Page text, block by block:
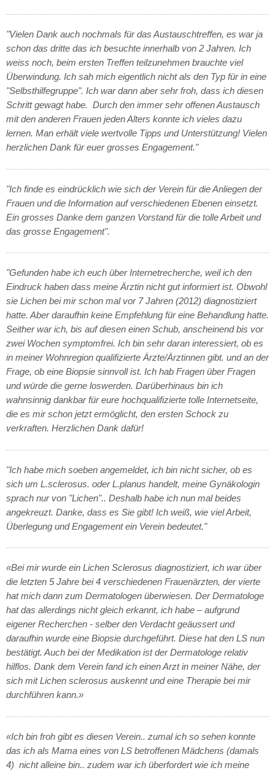
"Vielen Dank auch nochmals für das Austauschtreffen, es war ja
schon das dritte das ich besuchte innerhalb von 2 Jahren. Ich
weiss noch, beim ersten Treffen teilzunehmen brauchte viel
Überwindung. Ich sah mich eigentlich nicht als den Typ für in eine
"Selbsthilfegruppe". Ich war dann aber sehr froh, dass ich diesen
Schritt gewagt habe. Durch den immer sehr offenen Austausch
mit den anderen Frauen jeden Alters konnte ich vieles dazu
lernen. Man erhält viele wertvolle Tipps und Unterstützung! Vielen
herzlichen Dank für euer grosses Engagement."
"Ich finde es eindrücklich wie sich der Verein für die Anliegen der
Frauen und die Information auf verschiedenen Ebenen einsetzt.
Ein grosses Danke dem ganzen Vorstand für die tolle Arbeit und
das grosse Engagement".
"Gefunden habe ich euch über Internetrecherche, weil ich den
Eindruck haben dass meine Ärztin nicht gut informiert ist. Obwohl
sie Lichen bei mir schon mal vor 7 Jahren (2012) diagnostiziert
hatte. Aber daraufhin keine Empfehlung für eine Behandlung hatte.
Seither war ich, bis auf diesen einen Schub, anscheinend bis vor
zwei Wochen symptomfrei. Ich bin sehr daran interessiert, ob es
in meiner Wohnregion qualifizierte Ärzte/Ärztinnen gibt. und an der
Frage, ob eine Biopsie sinnvoll ist. Ich hab Fragen über Fragen
und würde die gerne loswerden. Darüberhinaus bin ich
wahnsinnig dankbar für eure hochqualifizierte tolle Internetseite,
die es mir schon jetzt ermöglicht, den ersten Schock zu
verkraften. Herzlichen Dank dafür!
"Ich habe mich soeben angemeldet, ich bin nicht sicher, ob es
sich um L.sclerosus. oder L.planus handelt, meine Gynäkologin
sprach nur von "Lichen".. Deshalb habe ich nun mal beides
angekreuzt. Danke, dass es Sie gibt! Ich weiß, wie viel Arbeit,
Überlegung und Engagement ein Verein bedeutet."
«Bei mir wurde ein Lichen Sclerosus diagnostiziert, ich war über
die letzten 5 Jahre bei 4 verschiedenen Frauenärzten, der vierte
hat mich dann zum Dermatologen überwiesen. Der Dermatologe
hat das allerdings nicht gleich erkannt, ich habe – aufgrund
eigener Recherchen - selber den Verdacht geäussert und
daraufhin wurde eine Biopsie durchgeführt. Diese hat den LS nun
bestätigt. Auch bei der Medikation ist der Dermatologe relativ
hilflos. Dank dem Verein fand ich einen Arzt in meiner Nähe, der
sich mit Lichen sclerosus auskennt und eine Therapie bei mir
durchführen kann.»
«Ich bin froh gibt es diesen Verein.. zumal ich so sehen konnte
das ich als Mama eines von LS betroffenen Mädchens (damals
4) nicht alleine bin.. zudem war ich überfordert wie ich meine